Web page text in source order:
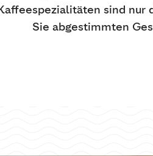
sind nur
Sie abgestimmten